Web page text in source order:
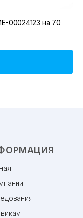
00024123 на 70